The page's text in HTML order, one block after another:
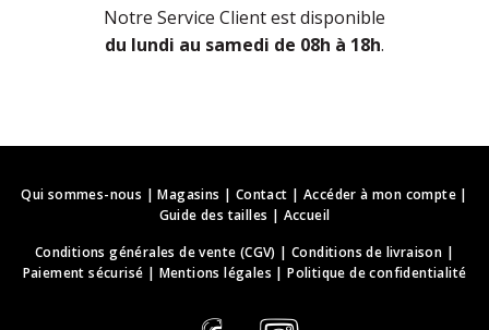
Notre Service Client est disponible
du lundi au samedi de 08h à 18h.
Qui sommes-nous |Magasins | Contact | Accéder à mon compte|
Guide des tailles | Accueil
Conditions générales de vente (CGV) |Conditions de livraison |
Paiement sécurisé | Mentions légales |Politique de confidentialité